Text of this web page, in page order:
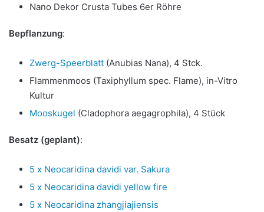
Nano Dekor Crusta Tubes 6er Röhre
Bepflanzung:
Zwerg-Speerblatt (Anubias Nana), 4 Stck.
Flammenmoos (Taxiphyllum spec. Flame), in-Vitro
Kultur
Mooskugel (Cladophora aegagrophila), 4 Stück
Besatz (geplant):
5 x Neocaridina davidi var. Sakura
5 x Neocaridina davidi yellow fire
5 x Neocaridina zhangjiajiensis